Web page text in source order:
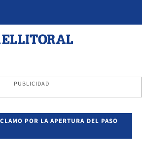
PUBLICIDAD
POR LA APERTURA DEL PASO